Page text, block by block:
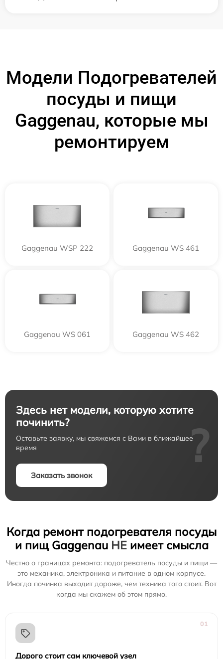
Модели Подогревателей
посуды и пищи
Gaggenau, которые мы
ремонтируем
Gaggenau WSP 222 Gaggenau WS 461
Gaggenau WS 061 Gaggenau WS 462
Здесь нет модели, которую хотите
починить?
Оставьте заявку, мы свяжемся с Вами в ближайшее
время
Заказать звонок
?
Когда ремонт подогревателя посуды
и пищ Gaggenau НЕимеет смысла
Честно о границах ремонта: подогреватель посуды и пищи —
это механика, электроника и питание в одном корпусе.
Иногда починка выходит дороже, чем техника того стоит. Вот
когда мы скажем об этом прямо.
01
Дорого стоит сам ключевой узел